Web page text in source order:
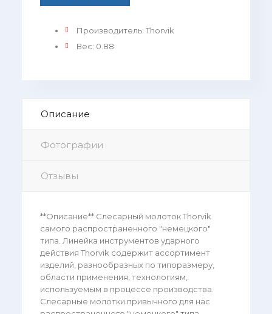
Производитель: Thorvik
Вес: 0.88
Описание
Фотографии
Отзывы
**Описание** Слесарный молоток Thorvik
самого распространенного "немецкого"
типа. Линейка инструментов ударного
действия Thorvik содержит ассортимент
изделий, разнообразных по типоразмеру,
области применения, технологиям,
используемым в процессе производства.
Слесарные молотки привычного для нас